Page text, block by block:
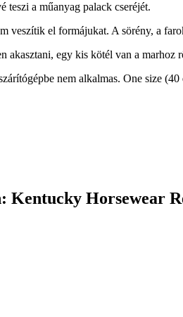
teszi a műanyag palack cseréjét.
veszítik el formájukat. A sörény, a
akasztani, egy kis kötél van a marhoz
nem alkalmas. One size (40
Kentucky Horsewear